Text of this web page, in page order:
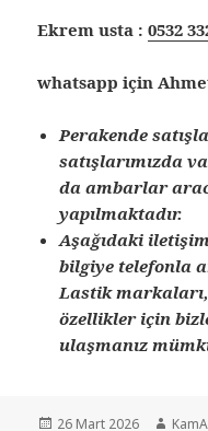
Ekrem usta :0532
whatsapp için
Perakende
satışlarımızda
da ambarlar
yapılmaktadır.
Aşağıdaki
bilgiye telefonla
Lastik
özellikler için
ulaşmanız
Yayın
26 Mart 2026 Yazar